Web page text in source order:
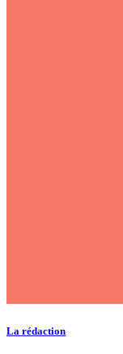
La rédaction